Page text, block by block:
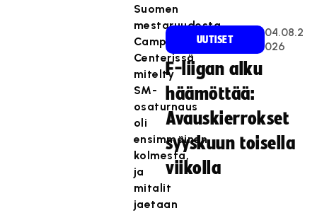
Suomen
mestaruudesta.
Campo
Centerissä
mitelty
SM-
osaturnaus
oli
ensimmäinen
kolmesta,
ja
mitalit
jaetaan
UUTISET
04.08.2
026
F-liigan alku
häämöttää:
Avauskierrokset
syyskuun toisella
viikolla